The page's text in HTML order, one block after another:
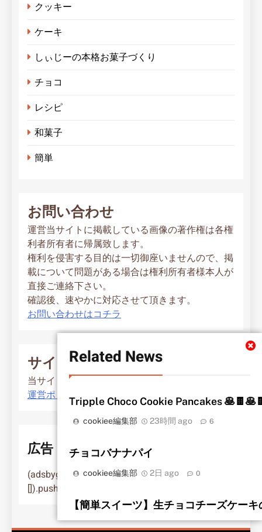
Related News
Tripple Choco Cookie Pancakes
cookiee編集部 23時間 ago 6
チョコバナナパイ
cookiee編集部 2日 ago 0
【簡単スイーツ】生チョコチーズケー
cookiee編集部 3日 ago
クッキー
ケーキ
しぃじーの本格お菓子づくり
チョコ
レシピ
和菓子
簡単
お問い合わせ
運営当サイトに掲載している画像の著作権は各権
利者所有者に帰属致します。
権利を侵害する目的は一切御座いませんので、掲
載について問題がある場合は権利所有者様本人が
直接ご連絡下さい。
確認後、速やかに対応させて頂きます。
お問い合わせはコチラ
サイトポリシー
当サイト運営ポリシー
運営ポリシー
広告
(adsbygoogle = window.adsbygoogle ||
[]).push({});